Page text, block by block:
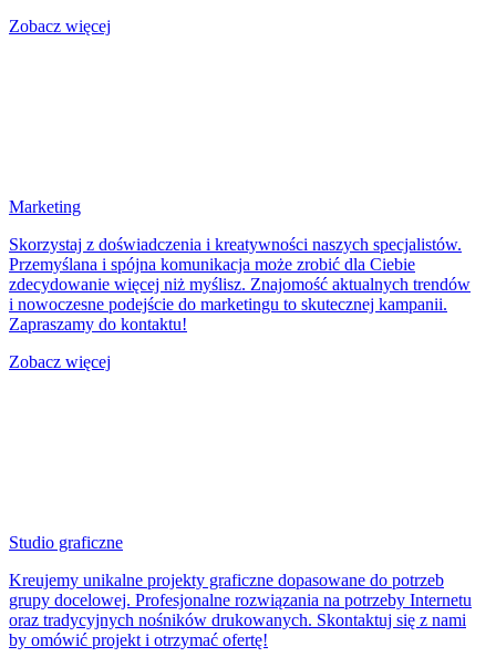
Zobacz więcej
Marketing
Skorzystaj z doświadczenia i kreatywności naszych specjalistów.
Przemyślana i spójna komunikacja może zrobić dla Ciebie
zdecydowanie więcej niż myślisz. Znajomość aktualnych trendów
i nowoczesne podejście do marketingu to skutecznej kampanii.
Zapraszamy do kontaktu!
Zobacz więcej
Studio graficzne
Kreujemy unikalne projekty graficzne dopasowane do potrzeb
grupy docelowej. Profesjonalne rozwiązania na potrzeby Internetu
oraz tradycyjnych nośników drukowanych. Skontaktuj się z nami
by omówić projekt i otrzymać ofertę!